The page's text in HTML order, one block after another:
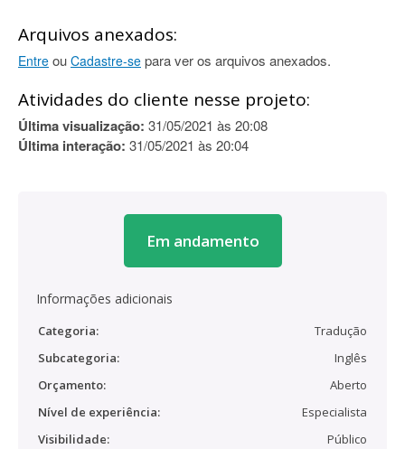
Arquivos anexados:
Entre ou Cadastre-se para ver os arquivos anexados.
Atividades do cliente nesse projeto:
Última visualização: 31/05/2021 às 20:08
Última interação: 31/05/2021 às 20:04
Em andamento
Informações adicionais
Categoria:
Tradução
Subcategoria:
Inglês
Orçamento:
Aberto
Nível de experiência:
Especialista
Visibilidade:
Público